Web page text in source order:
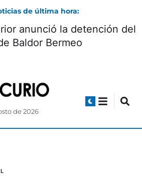
de última hora:
controlada
de agosto
de 2026